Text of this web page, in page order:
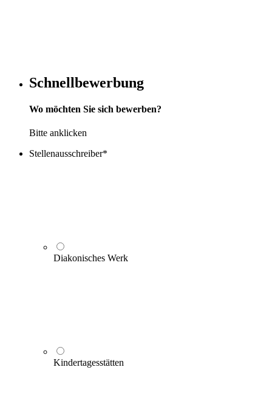
Schnellbewerbung
Wo möchten Sie sich bewerben?
Bitte anklicken
Stellenausschreiber*
Diakonisches Werk
Kindertagesstätten